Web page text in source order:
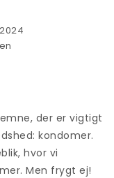
der er vigtigt
kondomer.
hvor vi
Men frygt ej!